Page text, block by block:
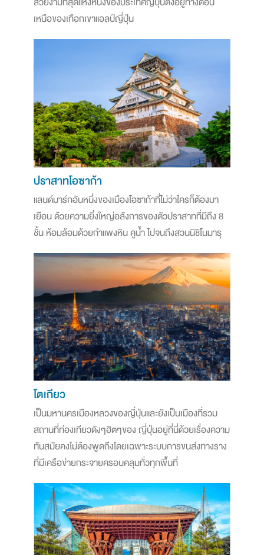
เหนือของเทือกเขาแอลป์ญี่ปุ่น
ปราสาทโอซาก้า
แลนด์มาร์กอันหนึ่งของเมืองโอซาก้าที่ไม่ว่าใครก็ต้องมา
เยือน ด้วยความยิ่งใหญ่อลังการของตัวปราสาทที่มีถึง 8
ชั้น ห้อมล้อมด้วยกำแพงหิน คูน้ำ ไปจนถึงสวนนิชิโนมารุ
โตเกียว
เป็นมหานครเมืองหลวงของญี่ปุ่นและยังเป็นเมืองที่รวม
สถานที่ท่องเทียวดังๆฮิตๆของ ญี่ปุ่นอยู่ที่นี่ด้วยเรื่องความ
ทันสมัยคงไม่ต้องพูดถึงโดยเฉพาะระบบการขนส่งทางราง
ที่มีเครือข่ายกระจายครอบคลุมทั่วทุกพื้นที่